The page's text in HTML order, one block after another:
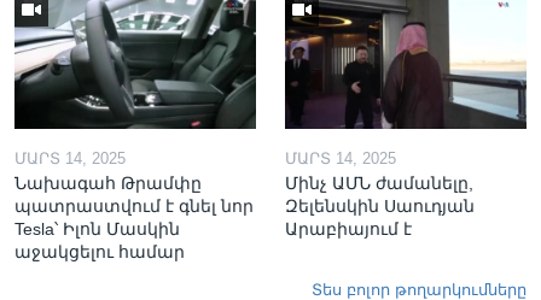
ՄԱՐՏ 14, 2025
Նախագահ Թրամփը
պատրաստվում է գնել նոր
Tesla՝ Իլոն Մասկին
աջակցելու համար
ՄԱՐՏ 14, 2025
Մինչ ԱՄՆ ժամանելը,
Զելենսկին Սաուդյան
Արաբիայում է
Տես բոլոր թողարկումները